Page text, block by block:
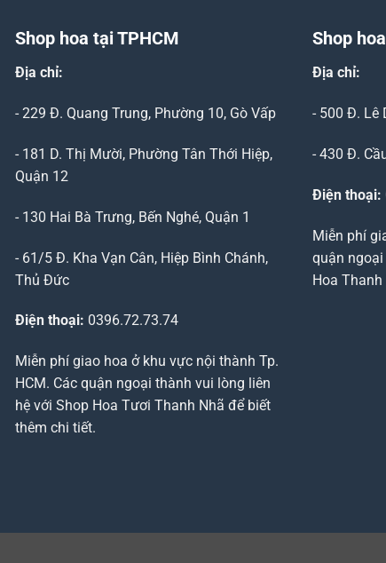
Shop hoa tại TPHCM
Địa chỉ:
- 229 Đ. Quang Trung, Phường 10, Gò Vấp
- 181 D. Thị Mười, Phường Tân Thới Hiệp,
Quận 12
- 130 Hai Bà Trưng, Bến Nghé, Quận 1
- 61/5 Đ. Kha Vạn Cân, Hiệp Bình Chánh,
Thủ Đức
Điện thoại: 0396.72.73.74
Miễn phí giao hoa ở khu vực nội thành Tp.
HCM. Các quận ngoại thành vui lòng liên
hệ với Shop Hoa Tươi Thanh Nhã để biết
thêm chi tiết.
Shop
Địa chỉ:
- 500 Đ. Lê
- 430 Đ.
Điện thoại:
Miễn phí
quận
Hoa